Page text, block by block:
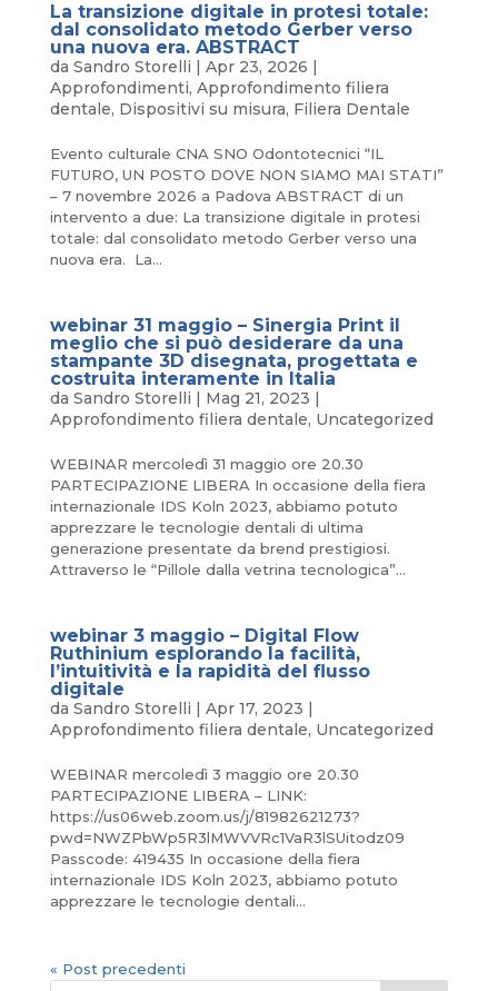
La transizione digitale in protesi totale:
dal consolidato metodo Gerber verso
una nuova era. ABSTRACT
da Sandro Storelli | Apr 23, 2026 |
Approfondimenti, Approfondimento filiera
dentale, Dispositivi su misura, Filiera Dentale
Evento culturale CNA SNO Odontotecnici “IL
FUTURO, UN POSTO DOVE NON SIAMO MAI STATI”
– 7 novembre 2026 a Padova ABSTRACT di un
intervento a due: La transizione digitale in protesi
totale: dal consolidato metodo Gerber verso una
nuova era. La...
webinar 31 maggio – Sinergia Print il
meglio che si può desiderare da una
stampante 3D disegnata, progettata e
costruita interamente in Italia
da Sandro Storelli | Mag 21, 2023 |
Approfondimento filiera dentale, Uncategorized
WEBINAR mercoledì 31 maggio ore 20.30
PARTECIPAZIONE LIBERA In occasione della fiera
internazionale IDS Koln 2023, abbiamo potuto
apprezzare le tecnologie dentali di ultima
generazione presentate da brend prestigiosi.
Attraverso le “Pillole dalla vetrina tecnologica”...
webinar 3 maggio – Digital Flow
Ruthinium esplorando la facilità,
l’intuitività e la rapidità del flusso
digitale
da Sandro Storelli | Apr 17, 2023 |
Approfondimento filiera dentale, Uncategorized
WEBINAR mercoledì 3 maggio ore 20.30
PARTECIPAZIONE LIBERA – LINK:
https://us06web.zoom.us/j/81982621273?
pwd=NWZPbWp5R3lMWVVRc1VaR3lSUitodz09
Passcode: 419435 In occasione della fiera
internazionale IDS Koln 2023, abbiamo potuto
apprezzare le tecnologie dentali...
« Post precedenti